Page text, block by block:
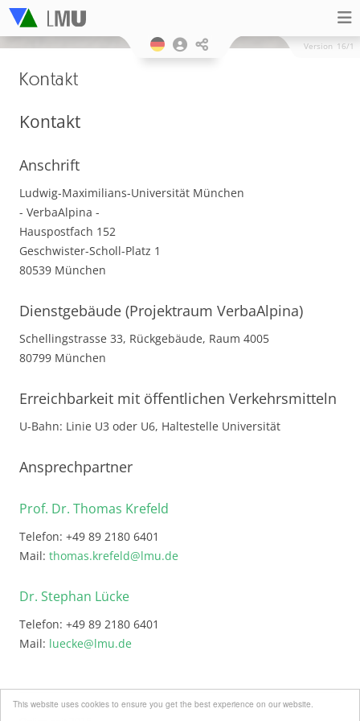
This website uses cookies to ensure you get the best experience on our website.
Version 16/1
Kontakt
Kontakt
Anschrift
Ludwig-Maximilians-Universität München
- VerbaAlpina -
Hauspostfach 152
Geschwister-Scholl-Platz 1
80539 München
Dienstgebäude (Projektraum VerbaAlpina)
Schellingstrasse 33, Rückgebäude, Raum 4005
80799 München
Erreichbarkeit mit öffentlichen Verkehrsmitteln
U-Bahn: Linie U3 oder U6, Haltestelle Universität
Ansprechpartner
Prof. Dr. Thomas Krefeld
Telefon: +49 89 2180 6401
Mail: thomas.krefeld@lmu.de
Dr. Stephan Lücke
Telefon: +49 89 2180 6401
Mail: luecke@lmu.de